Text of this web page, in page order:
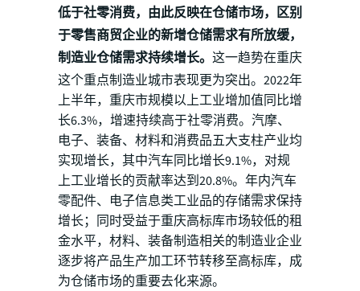
低于社零消费，由此反映在仓储市场，区别
于零售商贸企业的新增仓储需求有所放缓，
制造业仓储需求持续增长。 这一趋势在重庆
这个重点制造业城市表现更为突出。2022年
上半年，重庆市规模以上工业增加值同比增
长6.3%，增速持续高于社零消费。汽摩、
电子、装备、材料和消费品五大支柱产业均
实现增长，其中汽车同比增长9.1%，对规
上工业增长的贡献率达到20.8%。年内汽车
零配件、电子信息类工业品的存储需求保持
增长；同时受益于重庆高标库市场较低的租
金水平，材料、装备制造相关的制造业企业
逐步将产品生产加工环节转移至高标库，成
为仓储市场的重要去化来源。